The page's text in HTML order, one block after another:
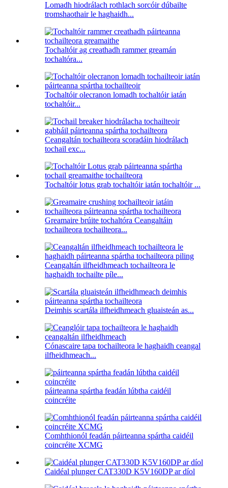
Lomadh hiodrálach rothlach sorcóir dúbailte
tromshaothair le haghaidh...
Tochaltóir ag creathadh rammer greamán
tochaltóra...
Tochaltóir olecranon lomadh tochaltóir iatán
tochaltóir...
Ceangaltán tochailteora scoradáin hiodrálach
tochail exc...
Tochaltóir lotus grab tochaltóir iatán tochaltóir ...
Greamaire brúite tochaltóra Ceangaltáin
tochailteora tochailteora...
Ceangaltán ilfheidhmeach tochailteora le
haghaidh tochailte píle...
Deimhis scartála ilfheidhmeach gluaisteán as...
Cónascaire tapa tochailteora le haghaidh ceangal
ilfheidhmeach...
páirteanna spártha feadán lúbtha caidéil
coincréite
Comhthionól feadán páirteanna spártha caidéil
coincréite XCMG
Caidéal plunger CAT330D K5V160DP ar díol